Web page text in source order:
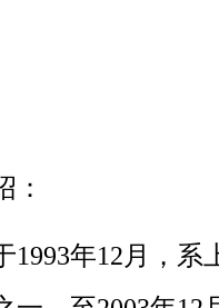
：
1993年12月，